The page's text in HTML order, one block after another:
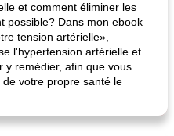
meilleur pain sucré de base
et comment éliminer les
possible? Dans mon ebook
tension artérielle»,
l'hypertension artérielle et
y remédier, afin que vous
votre propre santé le